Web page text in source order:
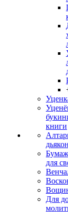
книги
для
Для